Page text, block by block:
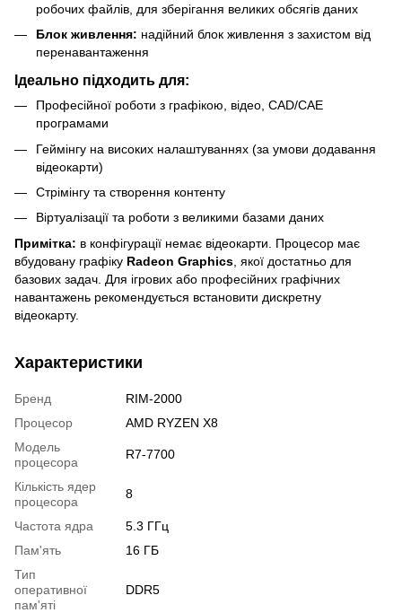
робочих файлів, для зберігання великих обсягів даних
Блок живлення: надійний блок живлення з захистом від
перенавантаження
Ідеально підходить для:
Професійної роботи з графікою, відео, CAD/CAE
програмами
Геймінгу на високих налаштуваннях (за умови додавання
відеокарти)
Стрімінгу та створення контенту
Віртуалізації та роботи з великими базами даних
Примітка: в конфігурації немає відеокарти. Процесор має
вбудовану графіку Radeon Graphics , якої достатньо для
базових задач. Для ігрових або професійних графічних
навантажень рекомендується встановити дискретну
відеокарту.
Характеристики
Бренд
RIM-2000
Процесор
AMD RYZEN X8
Модель
процесора
R7-7700
Кількість ядер
процесора
8
Частота ядра
5.3 ГГц
Пам'ять
16 ГБ
Тип
оперативної
пам'яті
DDR5